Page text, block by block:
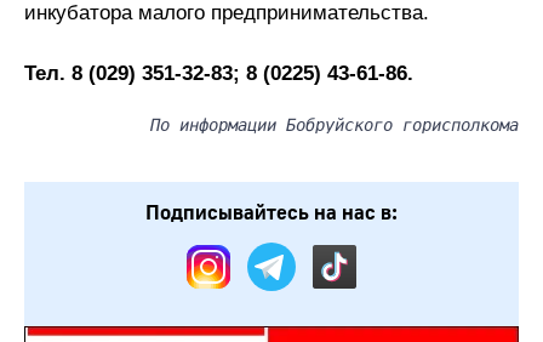
инкубатора малого предпринимательства.
Тел. 8 (029) 351-32-83; 8 (0225) 43-61-86.
По информации Бобруйского горисполкома
Подписывайтесь на нас в: